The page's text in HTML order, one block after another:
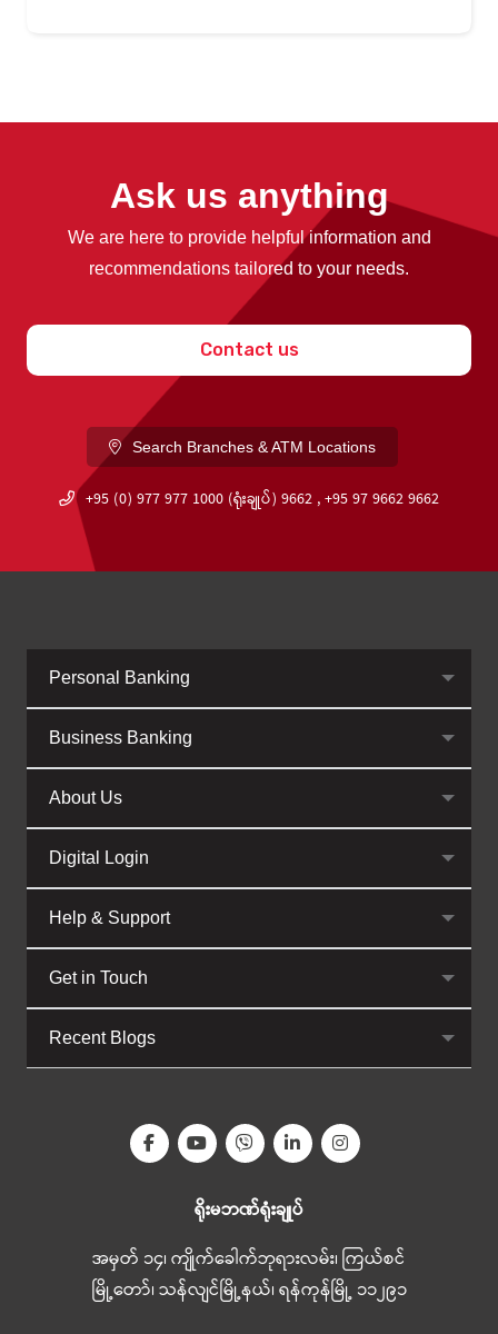
Ask us anything
We are here to provide helpful information and
recommendations tailored to your needs.
Contact us
Search Branches & ATM Locations
+95 (0) 977 977 1000 (ရုံးချုပ်) 9662 , +95 97 9662 9662
Personal Banking
Business Banking
About Us
Digital Login
Help & Support
Get in Touch
Recent Blogs
ရိုးမဘဏ်ရုံးချုပ်
အမှတ် ၁၄၊ ကျိုက်ခေါက်ဘုရားလမ်း၊ ကြယ်စင်
မြို့တော်၊ သန်လျင်မြို့နယ်၊ ရန်ကုန်မြို့ ၁၁၂၉၁